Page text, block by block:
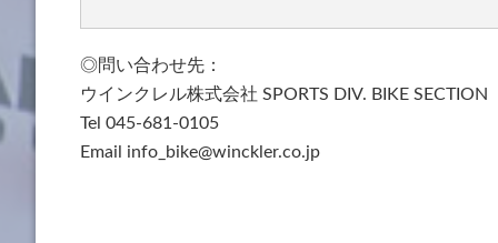
◎問い合わせ先：
ウインクレル株式会社 SPORTS DIV. BIKE SECTION
Tel 045-681-0105
Email info_bike@winckler.co.jp